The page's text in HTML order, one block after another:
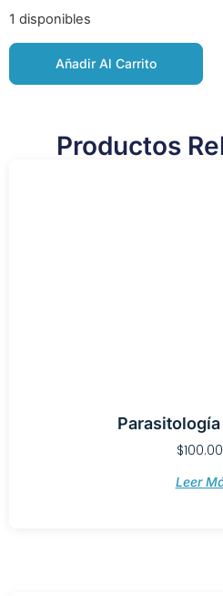
1 disponibles
Añadir Al Carrito
Productos
Parasitología
$
Leer